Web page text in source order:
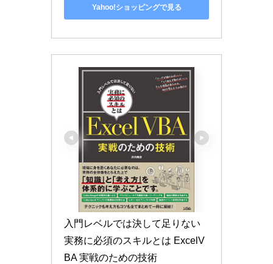
Yahoo!ショッピングで見る
入門レベルでは決して足りない
実務に必須のスキルとは ExcelV
BA 実戦のための技術